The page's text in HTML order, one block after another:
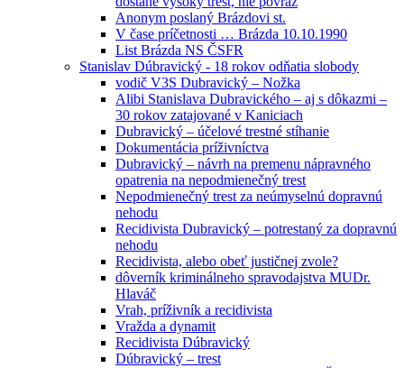
Anonym poslaný Brázdovi st.
V čase príčetnosti … Brázda 10.10.1990
List Brázda NS ČSFR
Stanislav Dúbravický - 18 rokov odňatia slobody
vodič V3S Dubravický – Nožka
Alibi Stanislava Dubravického – aj s dôkazmi –
30 rokov zatajované v Kaniciach
Dubravický – účelové trestné stíhanie
Dokumentácia príživníctva
Dubravický – návrh na premenu nápravného
opatrenia na nepodmienečný trest
Nepodmienečný trest za neúmyselnú dopravnú
nehodu
Recidivista Dubravický – potrestaný za dopravnú
nehodu
Recidivista, alebo obeť justičnej zvole?
dôverník kriminálneho spravodajstva MUDr.
Hlaváč
Vrah, príživník a recidivista
Vražda a dynamit
Recidivista Dúbravický
Dúbravický – trest